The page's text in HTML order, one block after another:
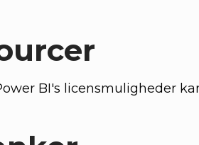
BI's licensmuligheder